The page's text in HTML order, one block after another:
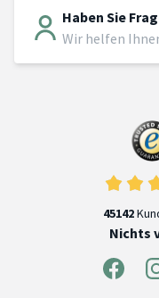
Haben Sie
Wir helfen
45142
Nichts